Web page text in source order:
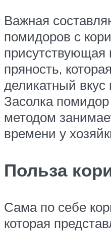
Важная
помидоров с
присутствующая
пряность,
деликатный вкус
Засолка
методом
времени у
Польза
Сама по себе
которая